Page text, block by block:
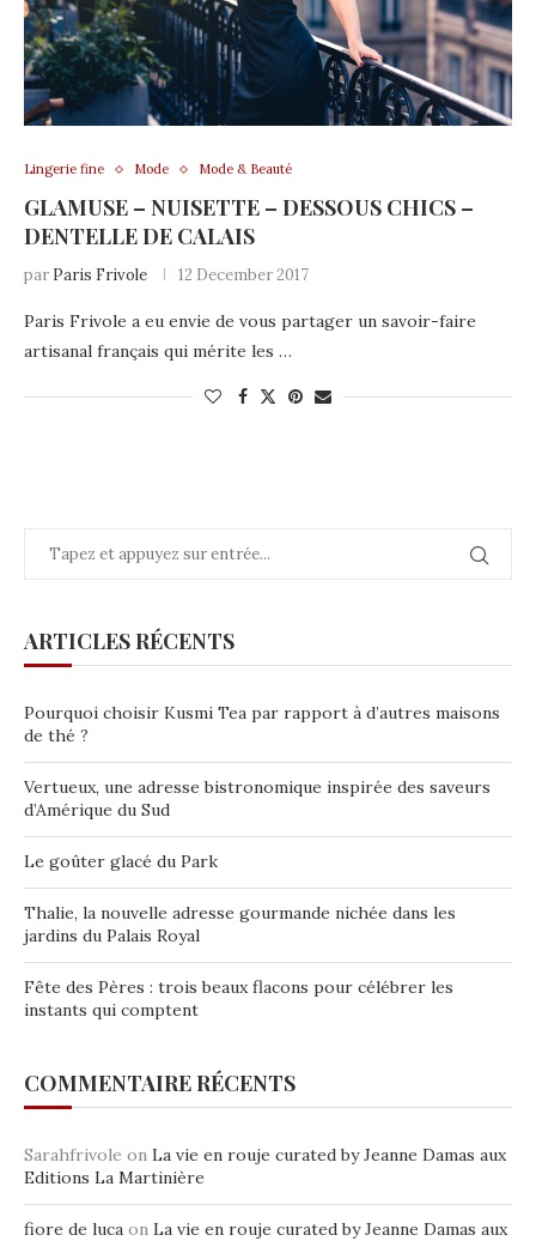
Lingerie fine Mode Mode & Beauté
GLAMUSE – NUISETTE – DESSOUS CHICS –
DENTELLE DE CALAIS
par Paris Frivole 12 December 2017
Paris Frivole a eu envie de vous partager un savoir-faire
artisanal français qui mérite les …
ARTICLES RÉCENTS
Pourquoi choisir Kusmi Tea par rapport à d’autres maisons
de thé ?
Vertueux, une adresse bistronomique inspirée des saveurs
d’Amérique du Sud
Le goûter glacé du Park
Thalie, la nouvelle adresse gourmande nichée dans les
jardins du Palais Royal
Fête des Pères : trois beaux flacons pour célébrer les
instants qui comptent
COMMENTAIRE RÉCENTS
Sarahfrivole on La vie en rouje curated by Jeanne Damas aux
Editions La Martinière
fiore de luca on La vie en rouje curated by Jeanne Damas aux